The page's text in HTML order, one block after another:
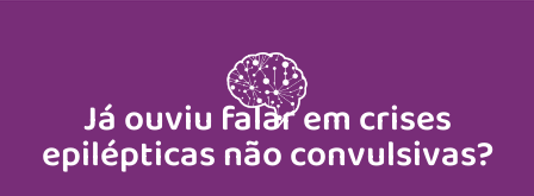
Já ouviu falar em crises
epilépticas não convulsivas?